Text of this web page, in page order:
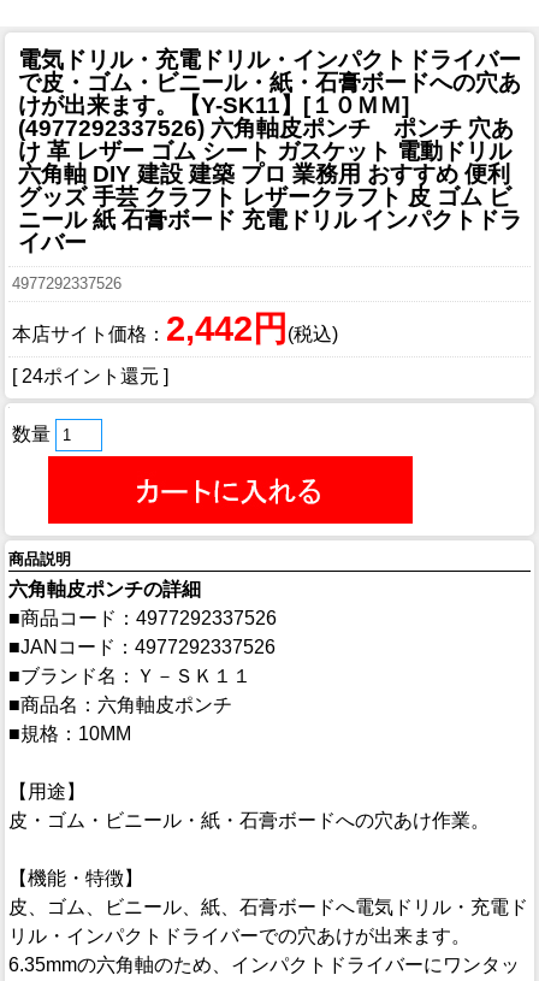
電気ドリル・充電ドリル・インパクトドライバー
で皮・ゴム・ビニール・紙・石膏ボードへの穴あ
けが出来ます。
【Y-SK11】[１０ＭＭ]
(4977292337526) 六角軸皮ポンチ ポンチ 穴あ
け 革 レザー ゴム シート ガスケット 電動ドリル
六角軸 DIY 建設 建築 プロ 業務用 おすすめ 便利
グッズ 手芸 クラフト レザークラフト 皮 ゴム ビ
ニール 紙 石膏ボード 充電ドリル インパクトドラ
イバー
4977292337526
本店サイト価格： 2,442円 (税込)
[ 24ポイント還元 ]
数量
商品説明
六角軸皮ポンチの詳細
■商品コード：4977292337526
■JANコード：4977292337526
■ブランド名：Ｙ－ＳＫ１１
■商品名：六角軸皮ポンチ
■規格：10MM
【用途】
皮・ゴム・ビニール・紙・石膏ボードへの穴あけ作業。
【機能・特徴】
皮、ゴム、ビニール、紙、石膏ボードへ電気ドリル・充電ド
リル・インパクトドライバーでの穴あけが出来ます。
6.35mmの六角軸のため、インパクトドライバーにワンタッ